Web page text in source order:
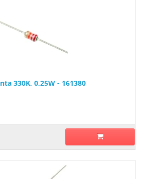
330K, 0,25W - 161380